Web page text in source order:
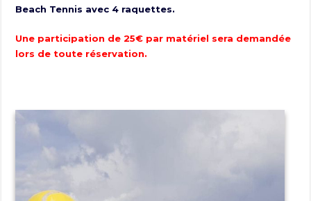
Beach Tennis avec 4 raquettes.
Une participation de 25€ par matériel sera demandée
lors de toute réservation.